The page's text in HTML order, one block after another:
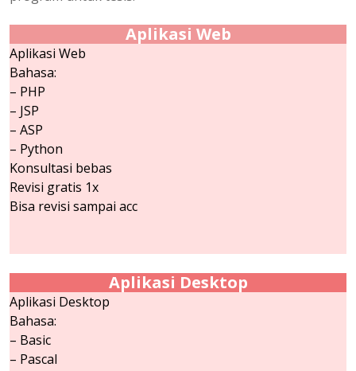
Aplikasi Web
Aplikasi Web
Bahasa:
– PHP
– JSP
– ASP
– Python
Konsultasi bebas
Revisi gratis 1x
Bisa revisi sampai acc
Aplikasi Desktop
Aplikasi Desktop
Bahasa:
– Basic
– Pascal